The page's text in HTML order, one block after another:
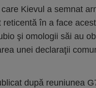
Kievul a semnat
reticentă în a face
şi omologii săi au
unei declaraţii
după reuniunea